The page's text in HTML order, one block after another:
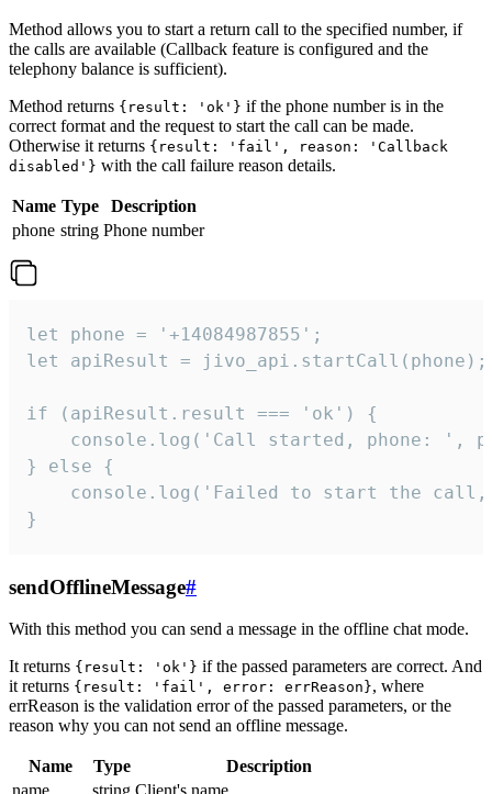
Method allows you to start a return call to the specified number, if
the calls are available (Callback feature is configured and the
telephony balance is sufficient).
Method returns {result: 'ok'} if the phone number is in the
correct format and the request to start the call can be made.
Otherwise it returns {result: 'fail', reason: 'Callback
disabled'} with the call failure reason details.
Name Type
Description
phone string Phone number
let phone = '+14084987855';
let apiResult = jivo_api.startCall(phone);
if (apiResult.result === 'ok') {
console.log('Call started, phone: ',
} else {
console.log('Failed to start the
}
sendOfflineMessage#
With this method you can send a message in the offline chat mode.
It returns {result: 'ok'} if the passed parameters are correct. And
it returns {result: 'fail', error: errReason}, where
errReason is the validation error of the passed parameters, or the
reason why you can not send an offline message.
Name Type
Description